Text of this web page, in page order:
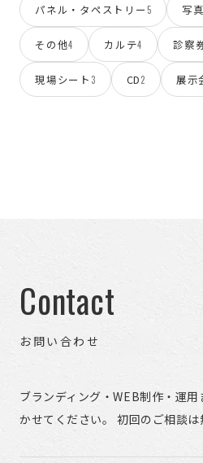
パネル・タペストリー5 写
その他4 カルテ4 診察
現場シート 3 CD2 展示
Contact
お問い合わせ
ブランディング・WEB制作・運
かせてください。 初回のご相談は